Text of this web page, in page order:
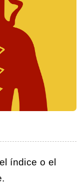
índice o el